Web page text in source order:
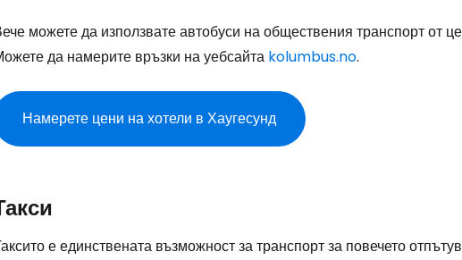
можете да използвате автобуси на обществения транспорт от
да намерите връзки на уебсайта kolumbus.no.
Намерете цени на хотели в Хаугесунд
е единствената възможност за транспорт за повечето